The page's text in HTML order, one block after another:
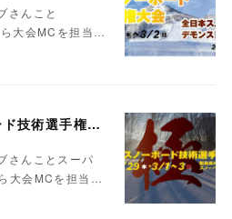
さんこと
大会MCを担当…
第21回 全日本スノーボード技術選手権大会MC
さんことスーパ
大会MCを担当…